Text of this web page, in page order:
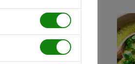
CATEGORIEËN
MET VIS
ALS VOORGERECHT